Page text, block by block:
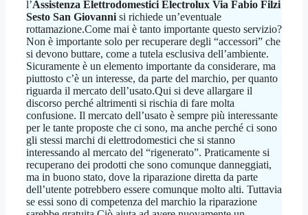
l’Assistenza Elettrodomestici Electrolux Via Fabio Filzi
Sesto San Giovanni si richiede un’eventuale
rottamazione.Come mai è tanto importante questo servizio?
Non è importante solo per recuperare degli “accessori” che
si devono buttare, come a tutela esclusiva dell’ambiente.
Sicuramente è un elemento importante da considerare, ma
piuttosto c’è un interesse, da parte del marchio, per quanto
riguarda il mercato dell’usato.Qui si deve allargare il
discorso perché altrimenti si rischia di fare molta
confusione. Il mercato dell’usato è sempre più interessante
per le tante proposte che ci sono, ma anche perché ci sono
gli stessi marchi di elettrodomestici che si stanno
interessando al mercato del “rigenerato”. Praticamente si
recuperano dei prodotti che sono comunque danneggiati,
ma in buono stato, dove la riparazione diretta da parte
dell’utente potrebbero essere comunque molto alti. Tuttavia
se essi sono di competenza del marchio la riparazione